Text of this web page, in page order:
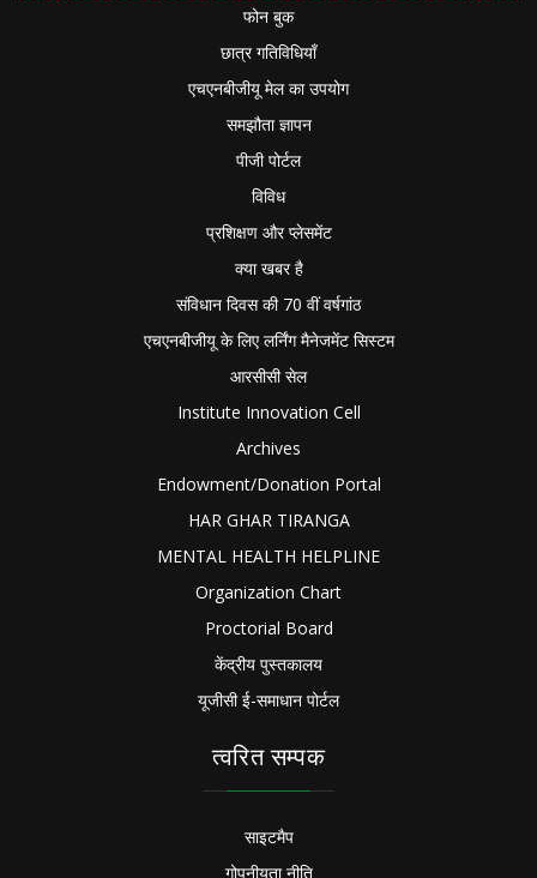
फोन बुक
छात्र गतिविधियाँ
एचएनबीजीयू मेल का उपयोग
समझौता ज्ञापन
पीजी पोर्टल
विविध
प्रशिक्षण और प्लेसमेंट
क्या खबर है
संविधान दिवस की 70 वीं वर्षगांठ
एचएनबीजीयू के लिए लर्निंग मैनेजमेंट सिस्टम
आरसीसी सेल
Institute Innovation Cell
Archives
Endowment/Donation Portal
HAR GHAR TIRANGA
MENTAL HEALTH HELPLINE
Organization Chart
Proctorial Board
केंद्रीय पुस्तकालय
यूजीसी ई-समाधान पोर्टल
त्वरित सम्पक
साइटमैप
गोपनीयता नीति